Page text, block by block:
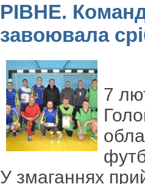
РІВНЕ.
завоювала
7
У змаганнях